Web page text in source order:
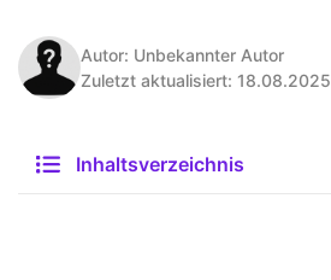
Autor: Unbekannter Autor
Zuletzt aktualisiert: 18.08.2025
Inhaltsverzeichnis